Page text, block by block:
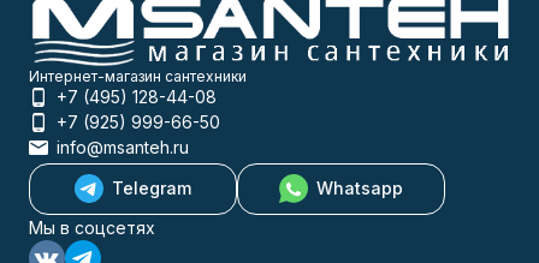
Интернет-магазин сантехники
+7 (495) 128-44-08
+7 (925) 999-66-50
info@msanteh.ru
Telegram
Whatsapp
Мы в соцсетях